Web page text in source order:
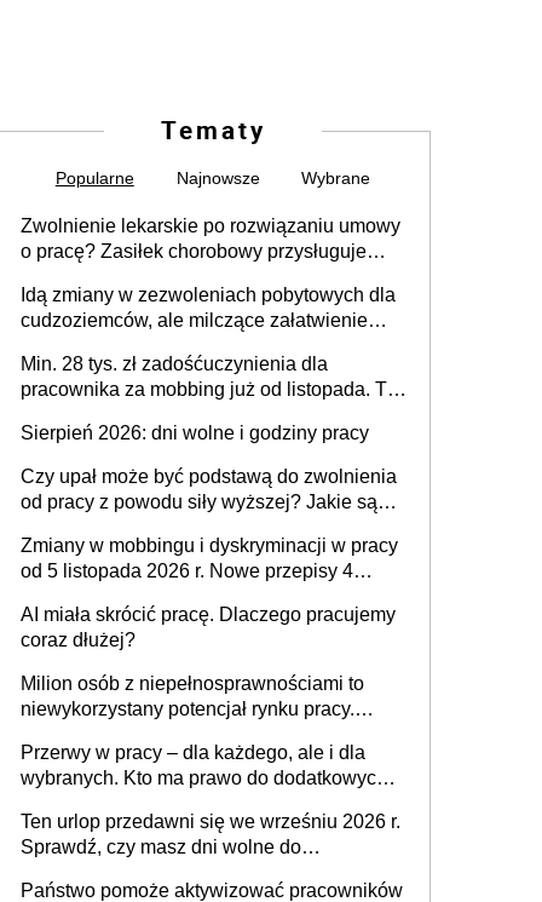
Tematy
Popularne Najnowsze Wybrane
Zwolnienie lekarskie po rozwiązaniu umowy
o pracę? Zasiłek chorobowy przysługuje
dni od ustania stosunku pracy
Idą zmiany w zezwoleniach pobytowych dla
cudzoziemców, ale milczące załatwienie
Min. 28 tys. zł zadośćuczynienia dla
pracownika za mobbing już od listopada. To
zespołu
Sierpień 2026: dni wolne i godziny pracy
Czy upał może być podstawą do zwolnienia
od pracy z powodu siły wyższej? Jakie są
Zmiany w mobbingu i dyskryminacji w pracy
od 5 listopada 2026 r. Nowe przepisy 4
Ustaw
AI miała skrócić pracę. Dlaczego pracujemy
coraz dłużej?
Milion osób z niepełnosprawnościami to
niewykorzystany potencjał rynku pracy.
dofinansowań czy refundacji, ale bariery po
stronie systemu i świadomości
pracodawców [WYWIAD]
Przerwy w pracy – dla każdego, ale i dla
wybranych. Kto ma prawo do dodatkowych
Ten urlop przedawni się we wrześniu 2026 r.
Sprawdź, czy masz dni wolne do
Państwo pomoże aktywizować pracowników